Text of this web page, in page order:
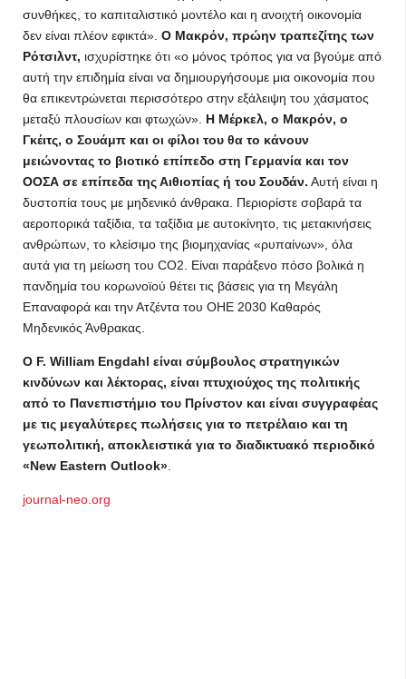
συνθήκες, το καπιταλιστικό μοντέλο και η ανοιχτή οικονομία
δεν είναι πλέον εφικτά». Ο Μακρόν, πρώην τραπεζίτης των
Ρότσιλντ, ισχυρίστηκε ότι «ο μόνος τρόπος για να βγούμε από
αυτή την επιδημία είναι να δημιουργήσουμε μια οικονομία που
θα επικεντρώνεται περισσότερο στην εξάλειψη του χάσματος
μεταξύ πλουσίων και φτωχών». Η Μέρκελ, ο Μακρόν, ο
Γκέιτς, ο Σουάμπ και οι φίλοι του θα το κάνουν
μειώνοντας το βιοτικό επίπεδο στη Γερμανία και τον
ΟΟΣΑ σε επίπεδα της Αιθιοπίας ή του Σουδάν. Αυτή είναι η
δυστοπία τους με μηδενικό άνθρακα. Περιορίστε σοβαρά τα
αεροπορικά ταξίδια, τα ταξίδια με αυτοκίνητο, τις μετακινήσεις
ανθρώπων, το κλείσιμο της βιομηχανίας «ρυπαίνων», όλα
αυτά για τη μείωση του CO2. Είναι παράξενο πόσο βολικά η
πανδημία του κορωνοϊού θέτει τις βάσεις για τη Μεγάλη
Επαναφορά και την Ατζέντα του ΟΗΕ 2030 Καθαρός
Μηδενικός Άνθρακας.
Ο F. William Engdahl είναι σύμβουλος στρατηγικών
κινδύνων και λέκτορας, είναι πτυχιούχος της πολιτικής
από το Πανεπιστήμιο του Πρίνστον και είναι συγγραφέας
με τις μεγαλύτερες πωλήσεις για το πετρέλαιο και τη
γεωπολιτική, αποκλειστικά για το διαδικτυακό περιοδικό
«New Eastern Outlook»
journal-neo.org